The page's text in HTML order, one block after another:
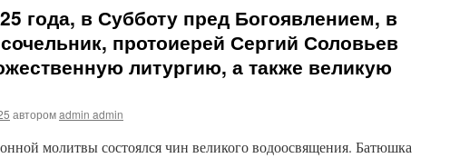
года, в Субботу пред Богоявлением, в
протоиерей Сергий Соловьев
литургию, а также великую
авторомadmin admin
молитвы состоялся чин великого водоосвящения. Батюшка